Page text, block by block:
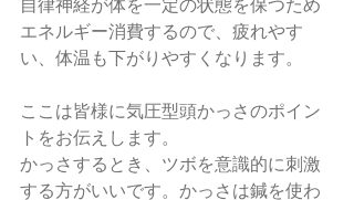
自律神経が体を一定の状態を保つため
エネルギー消費するので、疲れやす
い、体温も下がりやすくなります。
ここは皆様に気圧型頭かっさのポイン
トをお伝えします。
かっさするとき、ツボを意識的に刺激
する方がいいです。かっさは鍼を使わ